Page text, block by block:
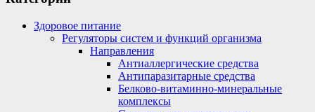
Здоровое питание
Регуляторы систем и функций организма
Направления
Антиаллергические средства
Антипаразитарные средства
Белково-витаминно-минеральные
комплексы